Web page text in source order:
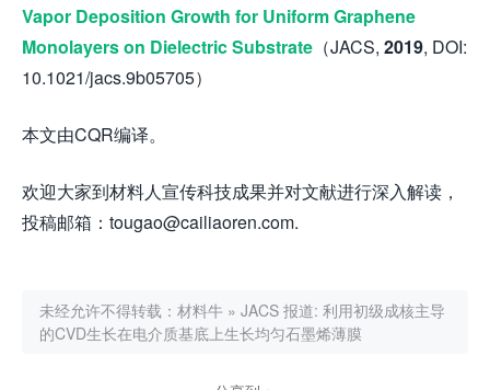
Vapor Deposition Growth for Uniform Graphene
Monolayers on Dielectric Substrate （JACS, 2019, DOI:
10.1021/jacs.9b05705）
本文由CQR编译。
欢迎大家到材料人宣传科技成果并对文献进行深入解读，
投稿邮箱：tougao@cailiaoren.com.
未经允许不得转载： 材料牛 » JACS 报道: 利用初级成核主导
的CVD生长在电介质基底上生长均匀石墨烯薄膜